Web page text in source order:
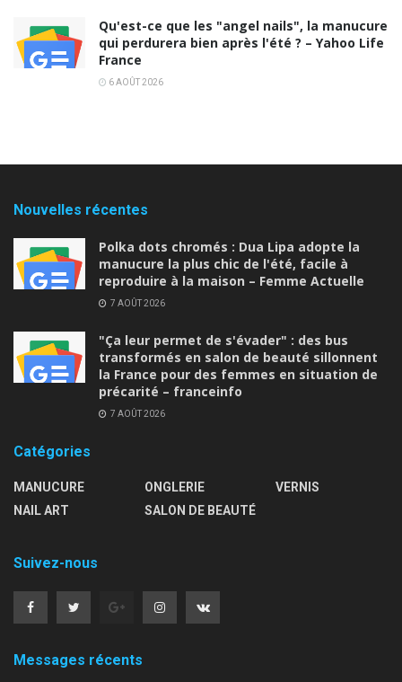
Qu'est-ce que les "angel nails", la manucure
qui perdurera bien après l'été ? – Yahoo Life
France
6 AOÛT 2026
Nouvelles récentes
Polka dots chromés : Dua Lipa adopte la
manucure la plus chic de l'été, facile à
reproduire à la maison – Femme Actuelle
7 AOÛT 2026
"Ça leur permet de s'évader" : des bus
transformés en salon de beauté sillonnent
la France pour des femmes en situation de
précarité – franceinfo
7 AOÛT 2026
Catégories
MANUCURE
NAIL ART
ONGLERIE
SALON DE BEAUTÉ
VERNIS
Suivez-nous
Messages récents